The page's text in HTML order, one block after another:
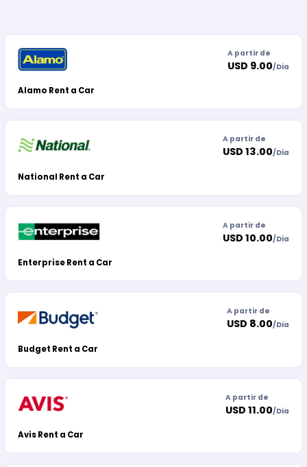
Alamo Rent a Car
A partir de
USD 9.00/Dia
National Rent a Car
A partir de
USD 13.00/Dia
Enterprise Rent a Car
A partir de
USD 10.00/Dia
Budget Rent a Car
A partir de
USD 8.00/Dia
Avis Rent a Car
A partir de
USD 11.00/Dia